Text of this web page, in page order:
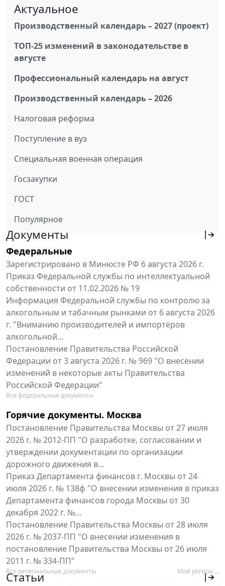
Актуальное
Производственный календарь – 2027 (проект)
ТОП-25 изменений в законодательстве в
августе
Профессиональный календарь на август
Производственный календарь – 2026
Налоговая реформа
Поступление в вуз
Специальная военная операция
Госзакупки
ГОСТ
Популярное
Документы
Федеральные
Зарегистрировано в Минюсте РФ 6 августа 2026 г.
Приказ Федеральной службы по интеллектуальной
собственности от 11.02.2026 № 19
Информация Федеральной службы по контролю за
алкогольным и табачным рынками от 6 августа 2026
г. "Вниманию производителей и импортёров
алкогольной...
Постановление Правительства Российской
Федерации от 3 августа 2026 г. № 969 "О внесении
изменений в некоторые акты Правительства
Российской Федерации"
Все федеральные документы
Горячие документы. Москва
Постановление Правительства Москвы от 27 июля
2026 г. № 2012-ПП "О разработке, согласовании и
утверждении документации по организации
дорожного движения в...
Приказ Департамента финансов г. Москвы от 24
июля 2026 г. № 138ф "О внесении изменения в приказ
Департамента финансов города Москвы от 30
декабря 2022 г. №...
Постановление Правительства Москвы от 28 июля
2026 г. № 2037-ПП "О внесении изменения в
постановление Правительства Москвы от 26 июля
2011 г. № 334-ПП"
Все региональные документы Мой регион ...
Статьи